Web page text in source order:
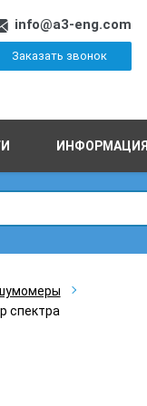
info@a3-eng.com
Заказать звонок
ИНФОРМАЦИЯ
спектра